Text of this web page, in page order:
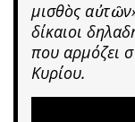
μισθὸς
δίκαιοι
που αρμόζει
Κυρίου.